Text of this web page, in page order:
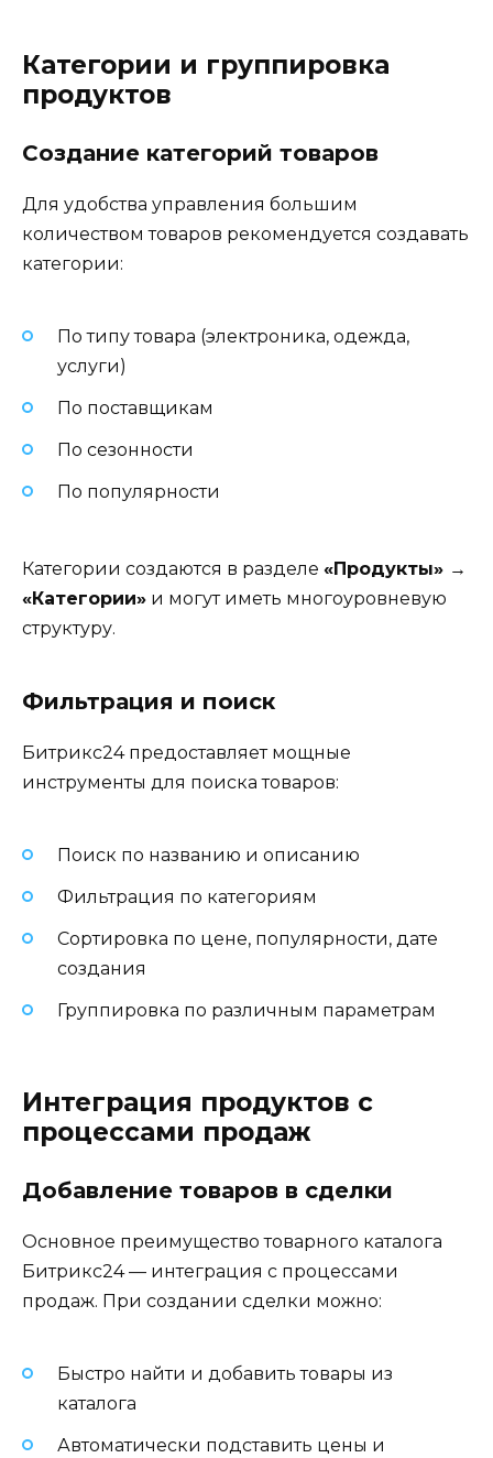
Категории и группировка
продуктов
Создание категорий товаров
Для удобства управления большим
количеством товаров рекомендуется создавать
категории:
По типу товара (электроника, одежда,
услуги)
По поставщикам
По сезонности
По популярности
Категории создаются в разделе «Продукты» →
«Категории» и могут иметь многоуровневую
структуру.
Фильтрация и поиск
Битрикс24 предоставляет мощные
инструменты для поиска товаров:
Поиск по названию и описанию
Фильтрация по категориям
Сортировка по цене, популярности, дате
создания
Группировка по различным параметрам
Интеграция продуктов с
процессами продаж
Добавление товаров в сделки
Основное преимущество товарного каталога
Битрикс24 — интеграция с процессами
продаж. При создании сделки можно:
Быстро найти и добавить товары из
каталога
Автоматически подставить цены и